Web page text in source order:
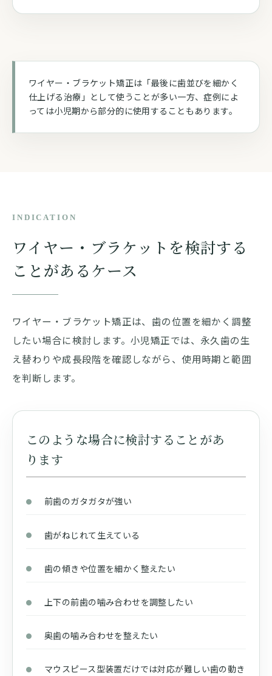
ワイヤー・ブラケット矯正は「最後に歯並びを細かく
仕上げる治療」として使うことが多い一方、症例によ
っては小児期から部分的に使用することもあります。
INDICATION
ワイヤー・ブラケットを検討する
ことがあるケース
ワイヤー・ブラケット矯正は、歯の位置を細かく調整
したい場合に検討します。小児矯正では、永久歯の生
え替わりや成長段階を確認しながら、使用時期と範囲
を判断します。
このような場合に検討することがあ
ります
前歯のガタガタが強い
歯がねじれて生えている
歯の傾きや位置を細かく整えたい
上下の前歯の噛み合わせを調整したい
奥歯の噛み合わせを整えたい
マウスピース型装置だけでは対応が難しい歯の動き